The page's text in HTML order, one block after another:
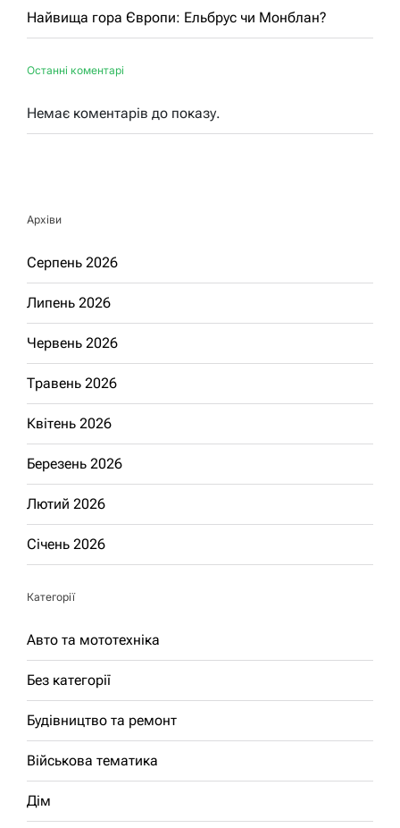
Найвища гора Європи: Ельбрус чи Монблан?
Останні коментарі
Немає коментарів до показу.
Архіви
Серпень 2026
Липень 2026
Червень 2026
Травень 2026
Квітень 2026
Березень 2026
Лютий 2026
Січень 2026
Категорії
Авто та мототехніка
Без категорії
Будівництво та ремонт
Військова тематика
Дім